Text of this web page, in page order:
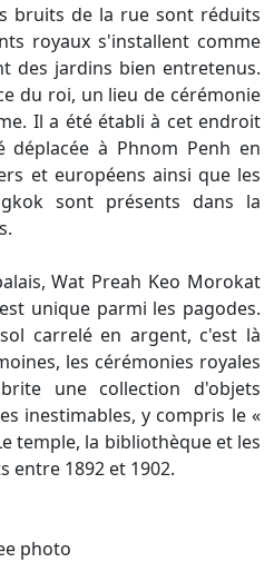
bruits de la rue sont réduits
royaux s'installent comme
des jardins bien entretenus.
du roi, un lieu de cérémonie
Il a été établi à cet endroit
à Phnom Penh en
et européens ainsi que les
sont présents dans la
Wat Preah Keo Morokat
unique parmi les pagodes.
carrelé en argent, c'est là
les cérémonies royales
une collection d'objets
inestimables, y compris le «
temple, la bibliothèque et les
entre 1892 et 1902.
photo